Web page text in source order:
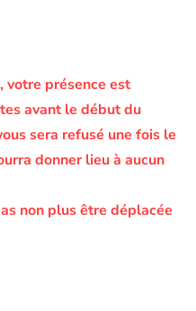
votre présence est
avant le début du
sera refusé une fois le
donner lieu à aucun
non plus être déplacée